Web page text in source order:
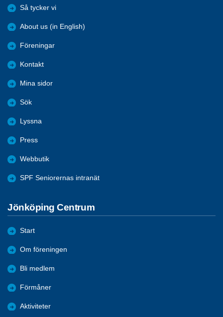
Så tycker vi
About us (in English)
Föreningar
Kontakt
Mina sidor
Sök
Lyssna
Press
Webbutik
SPF Seniorernas intranät
Jönköping Centrum
Start
Om föreningen
Bli medlem
Förmåner
Aktiviteter